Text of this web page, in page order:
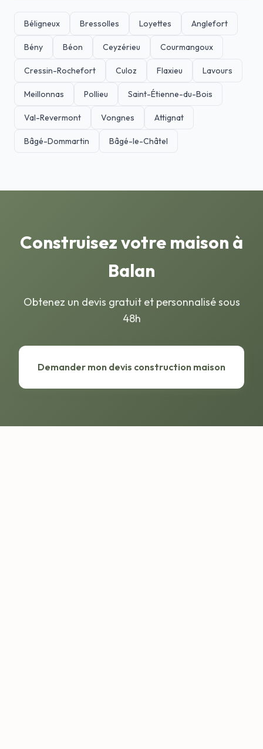
Béligneux Bressolles Loyettes Anglefort
Bény Béon Ceyzérieu Courmangoux
Cressin-Rochefort Culoz Flaxieu Lavours
Meillonnas Pollieu Saint-Étienne-du-Bois
Val-Revermont Vongnes Attignat
Bâgé-Dommartin Bâgé-le-Châtel
Construisez votre maison à
Balan
Obtenez un devis gratuit et personnalisé sous
48h
Demander mon devis construction maison